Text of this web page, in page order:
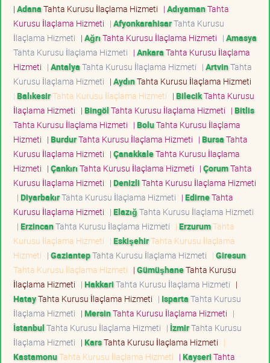
| AdanaTahta Kurusu İlaçlama Hizmeti | AdıyamanTahta
Kurusu İlaçlama Hizmeti | AfyonkarahisarTahta Kurusu
İlaçlama Hizmeti | AğrıTahta Kurusu İlaçlama Hizmeti | Amasya
Tahta Kurusu İlaçlama Hizmeti | AnkaraTahta Kurusu İlaçlama
Hizmeti | AntalyaTahta Kurusu İlaçlama Hizmeti | ArtvinTahta
Kurusu İlaçlama Hizmeti | AydınTahta Kurusu İlaçlama Hizmeti
| BalıkesirTahta Kurusu İlaçlama Hizmeti | BilecikTahta Kurusu
İlaçlama Hizmeti | BingölTahta Kurusu İlaçlama Hizmeti | Bitlis
Tahta Kurusu İlaçlama Hizmeti | BoluTahta Kurusu İlaçlama
Hizmeti | BurdurTahta Kurusu İlaçlama Hizmeti | BursaTahta
Kurusu İlaçlama Hizmeti | ÇanakkaleTahta Kurusu İlaçlama
Hizmeti | ÇankırıTahta Kurusu İlaçlama Hizmeti | ÇorumTahta
Kurusu İlaçlama Hizmeti | DenizliTahta Kurusu İlaçlama Hizmeti
| DiyarbakırTahta Kurusu İlaçlama Hizmeti | EdirneTahta
Kurusu İlaçlama Hizmeti | ElazığTahta Kurusu İlaçlama Hizmeti
| ErzincanTahta Kurusu İlaçlama Hizmeti | ErzurumTahta
Kurusu İlaçlama Hizmeti | EskişehirTahta Kurusu İlaçlama
Hizmeti | GaziantepTahta Kurusu İlaçlama Hizmeti | Giresun
Tahta Kurusu İlaçlama Hizmeti | GümüşhaneTahta Kurusu
İlaçlama Hizmeti | HakkariTahta Kurusu İlaçlama Hizmeti |
HatayTahta Kurusu İlaçlama Hizmeti | IspartaTahta Kurusu
İlaçlama Hizmeti | MersinTahta Kurusu İlaçlama Hizmeti |
İstanbulTahta Kurusu İlaçlama Hizmeti | İzmirTahta Kurusu
İlaçlama Hizmeti | KarsTahta Kurusu İlaçlama Hizmeti |
KastamonuTahta Kurusu İlaçlama Hizmeti | KayseriTahta